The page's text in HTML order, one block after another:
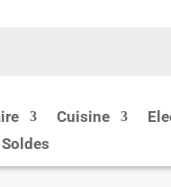
Cuisine
Soldes